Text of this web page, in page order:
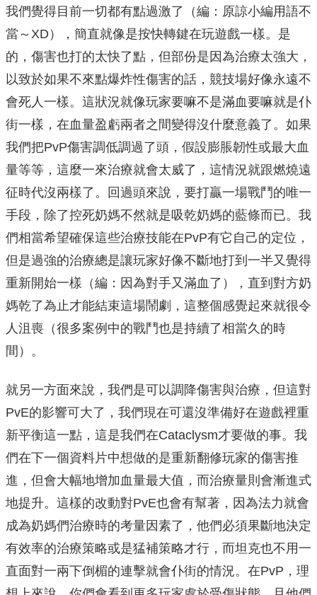
我們覺得目前一切都有點過激了（編：原諒小編用語不
當～XD），簡直就像是按快轉鍵在玩遊戲一樣。是
的，傷害也打的太快了點，但部份是因為治療太強大，
以致於如果不來點爆炸性傷害的話，競技場好像永遠不
會死人一樣。這狀況就像玩家要嘛不是滿血要嘛就是仆
街一樣，在血量盈虧兩者之間變得沒什麼意義了。如果
我們把PvP傷害調低調過了頭，假設膨脹韌性或最大血
量等等，這麼一來治療就會太威了，這情況就跟燃燒遠
征時代沒兩樣了。回過頭來說，要打贏一場戰鬥的唯一
手段，除了控死奶媽不然就是吸乾奶媽的藍條而已。我
們相當希望確保這些治療技能在PvP有它自己的定位，
但是過強的治療總是讓玩家好像不斷地打到一半又覺得
重新開始一樣（編：因為對手又滿血了），直到對方奶
媽乾了為止才能結束這場鬧劇，這整個感覺起來就很令
人沮喪（很多案例中的戰鬥也是持續了相當久的時
間）。
就另一方面來說，我們是可以調降傷害與治療，但這對
PvE的影響可大了，我們現在可還沒準備好在遊戲裡重
新平衡這一點，這是我們在Cataclysm才要做的事。我
們在下一個資料片中想做的是重新翻修玩家的傷害推
進，但會大幅地增加血量最大值，而治療量則會漸進式
地提升。這樣的改動對PvE也會有幫著，因為法力就會
成為奶媽們治療時的考量因素了，他們必須果斷地決定
有效率的治療策略或是猛補策略才行，而坦克也不用一
直面對一兩下倒楣的連擊就會仆街的情況。在PvP，理